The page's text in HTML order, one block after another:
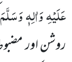
عَلَیْہِ وَاٰلِہٖ وَسَلَّمَ
روشن اور